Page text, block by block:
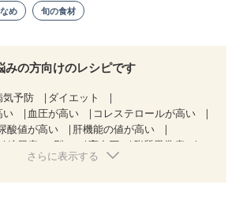
め 旬の食材
みの方向けのレシピです
気予防
ダイエット
い
血圧が高い
コレステロールが高い
酸値が高い
肝機能の値が高い
糖尿病（2型） 高血圧
脂質異常症
狭心症 心筋梗塞
さらに表示する